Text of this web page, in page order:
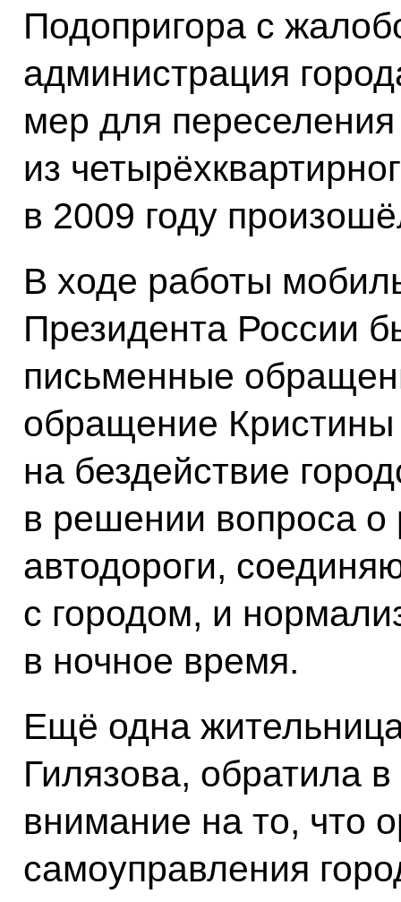
Подопригора с
администрация
мер для
из
в 2009 году
В ходе работы
Президента России
письменные
обращение
на бездействие
в решении вопроса о
автодороги,
с городом, и
в ночное время.
Ещё одна
Гилязова, обратила
внимание на то, что
самоуправления